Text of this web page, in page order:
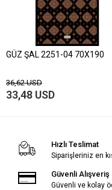
GÜZ ŞAL 2251-04 70X190
36,62 USD
33,48 USD
Hızlı Teslimat
Siparişleriniz en
Güvenli Alışveriş
Güvenli ve kolay